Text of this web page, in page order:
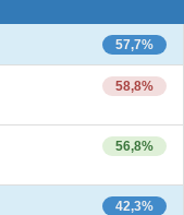
57,7%
58,8%
56,8%
42,3%